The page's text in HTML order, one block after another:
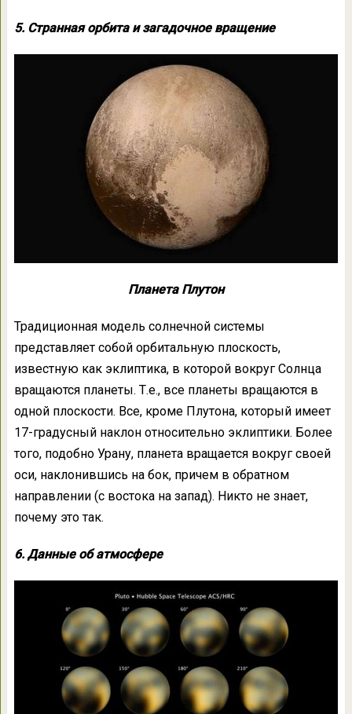
5. Странная орбита и загадочное вращение
Планета Плутон
Традиционная модель солнечной системы
представляет собой орбитальную плоскость,
известную как эклиптика, в которой вокруг Солнца
вращаются планеты. Т.е., все планеты вращаются в
одной плоскости. Все, кроме Плутона, который имеет
17-градусный наклон относительно эклиптики. Более
того, подобно Урану, планета вращается вокруг своей
оси, наклонившись на бок, причем в обратном
направлении (с востока на запад). Никто не знает,
почему это так.
6. Данные об атмосфере